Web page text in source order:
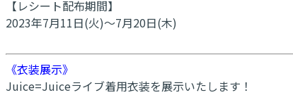
【レシート配布期間】
2023年7月11日(火)～7月20日(木)
《衣装展示》
Juice=Juiceライブ着用衣装を展示いたします！